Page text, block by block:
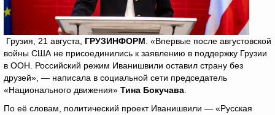
Грузия, 21 августа, ГРУЗИНФОРМ . «Впервые после августовской
войны США не присоединились к заявлению в поддержку Грузии
в ООН. Российский режим Иванишвили оставил страну без
друзей», — написала в социальной сети председатель
«Национального движения» Тина Бокучава
По её словам, политический проект Иванишвили — «Русская